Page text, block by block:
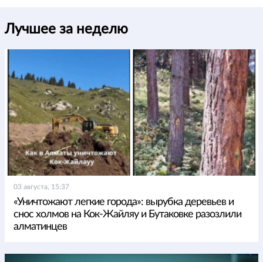
Лучшее за неделю
03 августа, 15:37
«Уничтожают легкие города»: вырубка деревьев и
снос холмов на Кок-Жайляу и Бутаковке разозлили
алматинцев